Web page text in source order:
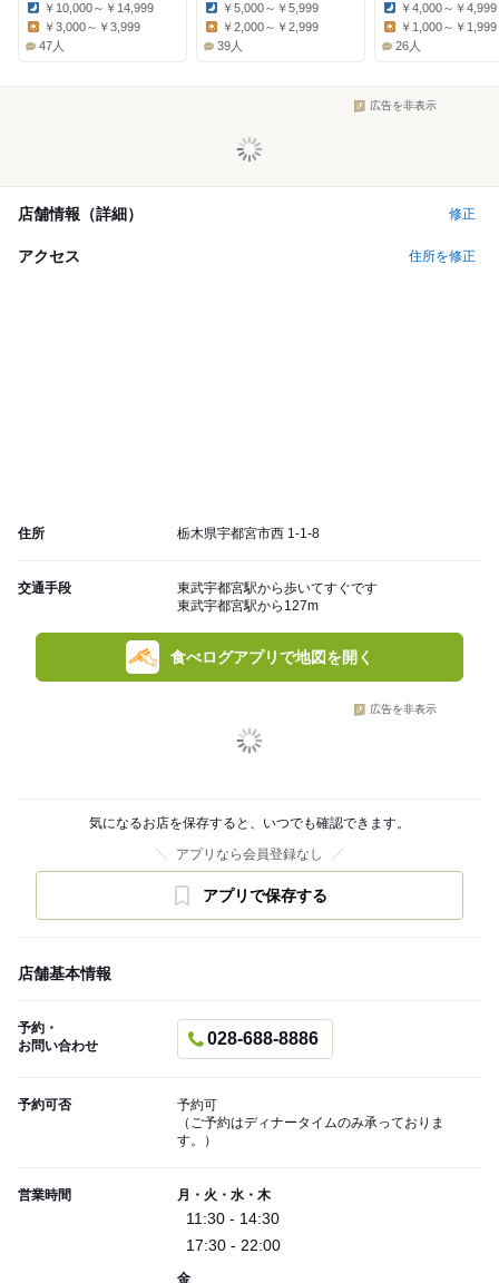
Dinner:
￥10,000～￥14,999
Lunch:
￥3,000～￥3,999
47人
Dinner:
￥5,000～￥5,999
Lunch:
￥2,000～￥2,999
39人
Dinner:
￥4,000～￥4,999
Lunch:
￥1,000～￥1,999
26人
広告を非表示
店舗情報（詳細） 修正
アクセス 住所を修正
住所 栃木県宇都宮市西 1-1-8
交通手段
東武宇都宮駅から歩いてすぐです
東武宇都宮駅から127m
食べログアプリで地図を開く
広告を非表示
気になるお店を保存すると、いつでも確認できます。
アプリなら会員登録なし
アプリで保存する
店舗基本情報
予約・
お問い合わせ
028-688-8886
予約可否
予約可
（ご予約はディナータイムのみ承っておりま
す。）
営業時間 月・火・水・木
11:30 - 14:30
17:30 - 22:00
金